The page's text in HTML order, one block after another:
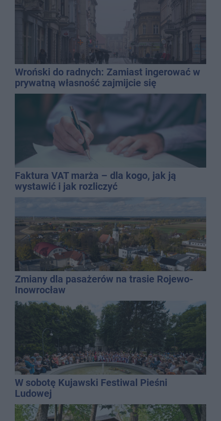
Wroński do radnych: Zamiast ingerować w
prywatną własność zajmijcie się
gospodarką
Faktura VAT marża – dla kogo, jak ją
wystawić i jak rozliczyć
Zmiany dla pasażerów na trasie Rojewo-
Inowrocław
W sobotę Kujawski Festiwal Pieśni
Ludowej